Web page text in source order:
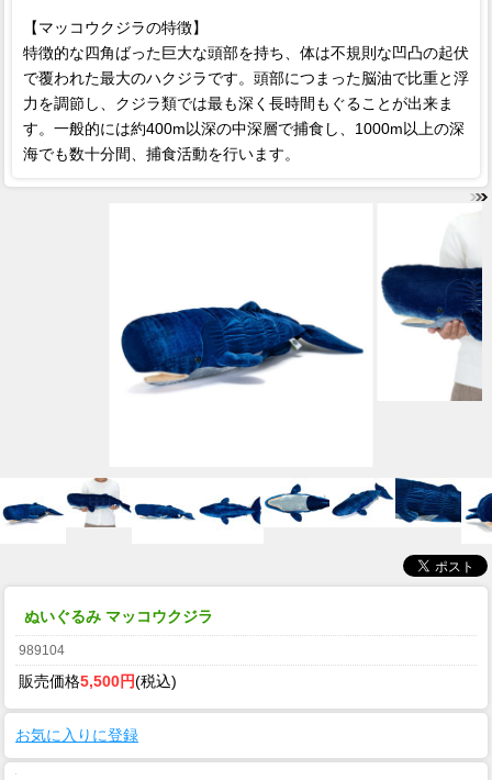
【マッコウクジラの特徴】
特徴的な四角ばった巨大な頭部を持ち、体は不規則な凹凸の起伏
で覆われた最大のハクジラです。頭部につまった脳油で比重と浮
力を調節し、クジラ類では最も深く長時間もぐることが出来ま
す。一般的には約400m以深の中深層で捕食し、1000m以上の深
海でも数十分間、捕食活動を行います。
ぬいぐるみ マッコウクジラ
989104
販売価格5,500円(税込)
お気に入りに登録